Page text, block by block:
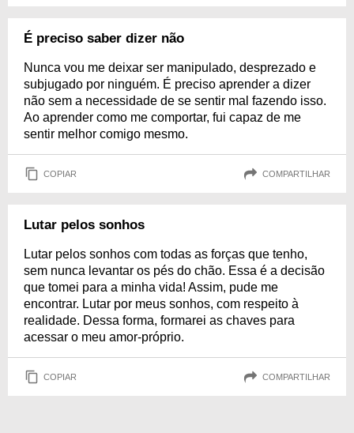
É preciso saber dizer não
Nunca vou me deixar ser manipulado, desprezado e
subjugado por ninguém. É preciso aprender a dizer
não sem a necessidade de se sentir mal fazendo isso.
Ao aprender como me comportar, fui capaz de me
sentir melhor comigo mesmo.
COPIAR COMPARTILHAR
Lutar pelos sonhos
Lutar pelos sonhos com todas as forças que tenho,
sem nunca levantar os pés do chão. Essa é a decisão
que tomei para a minha vida! Assim, pude me
encontrar. Lutar por meus sonhos, com respeito à
realidade. Dessa forma, formarei as chaves para
acessar o meu amor-próprio.
COPIAR COMPARTILHAR